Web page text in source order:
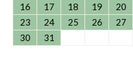
16
17 18 19 20
23
24 25 26 27
30
31